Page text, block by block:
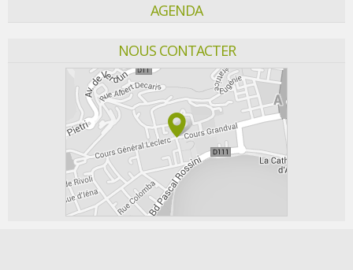
AGENDA
NOUS CONTACTER